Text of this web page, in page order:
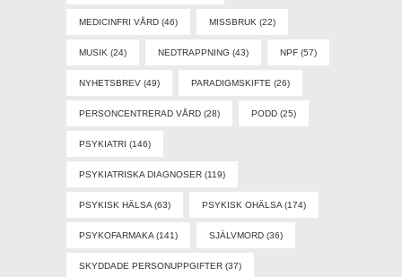
MEDICINFRI VÅRD (46) MISSBRUK (22)
MUSIK (24) NEDTRAPPNING (43) NPF (57)
NYHETSBREV (49) PARADIGMSKIFTE (26)
PERSONCENTRERAD VÅRD (28) PODD (25)
PSYKIATRI (146)
PSYKIATRISKA DIAGNOSER (119)
PSYKISK HÄLSA (63) PSYKISK OHÄLSA (174)
PSYKOFARMAKA (141) SJÄLVMORD (36)
SKYDDADE PERSONUPPGIFTER (37)